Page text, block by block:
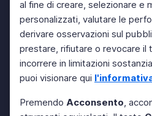
al fine di creare, selezionare e
personalizzati, valutare le
derivare osservazioni sul
prestare, rifiutare o revocare il
incorrere in limitazioni
puoi visionare qui
Premendo Acconsento,